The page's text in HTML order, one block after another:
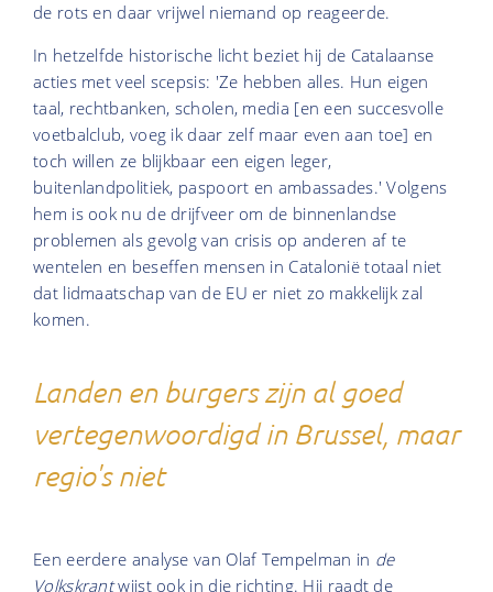
de rots en daar vrijwel niemand op reageerde.
In hetzelfde historische licht beziet hij de Catalaanse
acties met veel scepsis: 'Ze hebben alles. Hun eigen
taal, rechtbanken, scholen, media [en een succesvolle
voetbalclub, voeg ik daar zelf maar even aan toe] en
toch willen ze blijkbaar een eigen leger,
buitenlandpolitiek, paspoort en ambassades.' Volgens
hem is ook nu de drijfveer om de binnenlandse
problemen als gevolg van crisis op anderen af te
wentelen en beseffen mensen in Catalonië totaal niet
dat lidmaatschap van de EU er niet zo makkelijk zal
komen.
Landen en burgers zijn al goed
vertegenwoordigd in Brussel, maar
regio's niet
Een eerdere analyse van Olaf Tempelman in de
Volkskrantwijst ook in die richting. Hij raadt de